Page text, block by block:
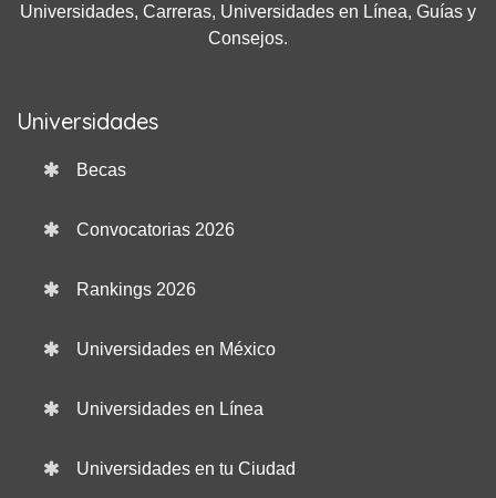
Universidades, Carreras, Universidades en Línea, Guías y
Consejos.
Universidades
Becas
Convocatorias 2026
Rankings 2026
Universidades en México
Universidades en Línea
Universidades en tu Ciudad